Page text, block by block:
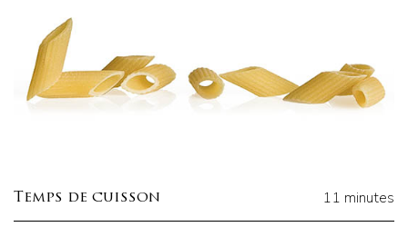
Temps de cuisson 11 minutes